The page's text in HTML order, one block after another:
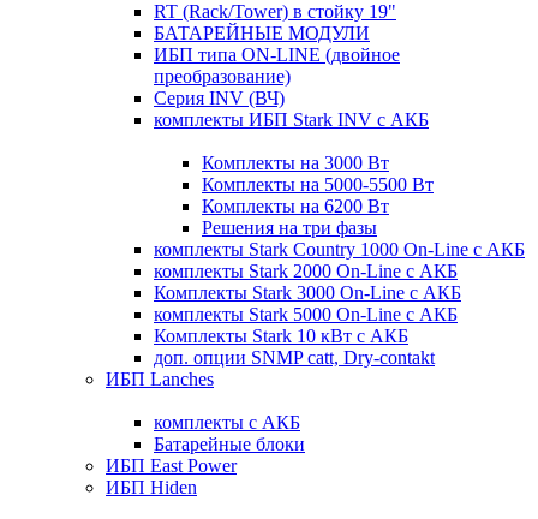
RT (Rack/Tower) в стойку 19"
БАТАРЕЙНЫЕ МОДУЛИ
ИБП типа ON-LINE (двойное
преобразование)
Серия INV (ВЧ)
комплекты ИБП Stark INV с АКБ
Комплекты на 3000 Вт
Комплекты на 5000-5500 Вт
Комплекты на 6200 Вт
Решения на три фазы
комплекты Stark Country 1000 On-Line с АКБ
комплекты Stark 2000 On-Line с АКБ
Комплекты Stark 3000 On-Line с АКБ
комплекты Stark 5000 On-Line с АКБ
Комплекты Stark 10 кВт с АКБ
доп. опции SNMP catt, Dry-contakt
ИБП Lanches
комплекты с АКБ
Батарейные блоки
ИБП East Power
ИБП Hiden